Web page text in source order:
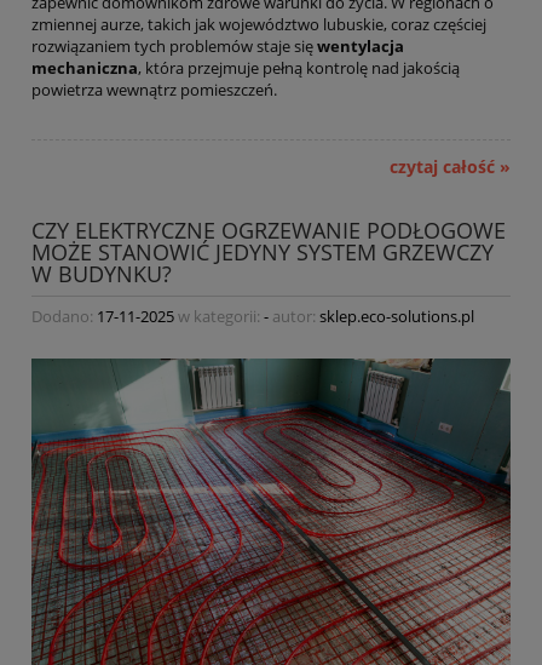
zmiennej aurze, takich jak województwo lubuskie, coraz częściej
rozwiązaniem tych problemów staje sięwentylacja
mechaniczna, która przejmuje pełną kontrolę nad jakością
powietrza wewnątrz pomieszczeń.
czytaj całość »
CZY ELEKTRYCZNE OGRZEWANIE PODŁOGOWE
MOŻE STANOWIĆ JEDYNY SYSTEM GRZEWCZY
W BUDYNKU?
Dodano: 17-11-2025w kategorii: - autor: sklep.eco-solutions.pl